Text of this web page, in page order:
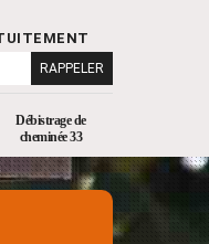
Débistrage de
cheminée 33